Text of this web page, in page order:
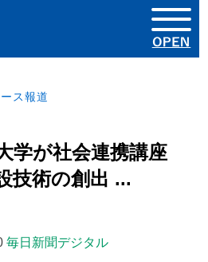
ス報道
学が社会連携講座
技術の創出 ...
毎日新聞デジタル